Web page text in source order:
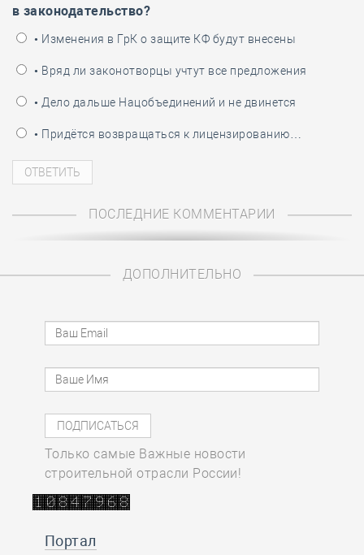
в законодательство?
• Изменения в ГрК о защите КФ будут внесены
• Вряд ли законотворцы учтут все предложения
• Дело дальше Нацобъединений и не двинется
• Придётся возвращаться к лицензированию…
ПОСЛЕДНИЕ КОММЕНТАРИИ
ДОПОЛНИТЕЛЬНО
Только самые Важные новости
строительной отрасли России!
Портал